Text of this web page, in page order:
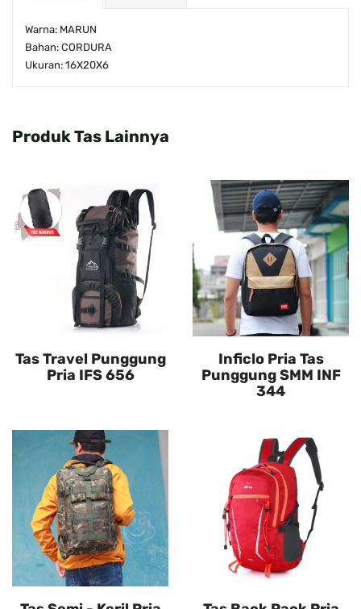
Warna: MARUN
Bahan: CORDURA
Ukuran: 16X20X6
Produk Tas Lainnya
Tas Travel Punggung
Pria IFS 656
Inficlo Pria Tas
Punggung SMM INF
344